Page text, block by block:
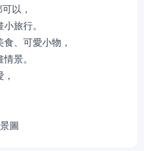
以，
旅行。
、可愛小物，
景。
圖